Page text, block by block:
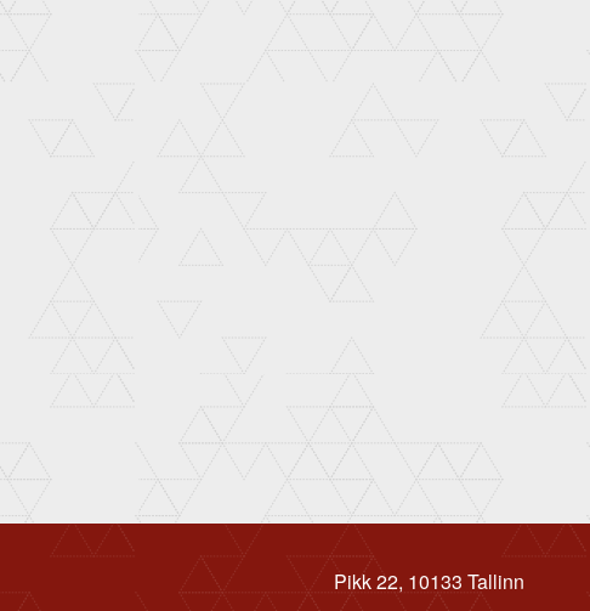
Pikk 22, 10133 Tallinn